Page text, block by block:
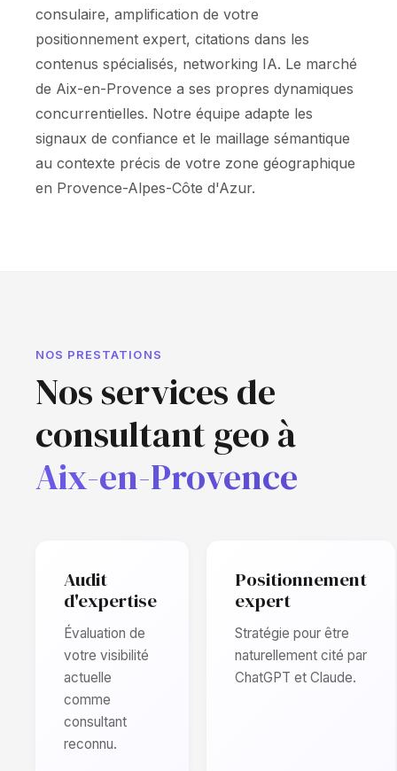
consulaire, amplification de votre
positionnement expert, citations dans les
contenus spécialisés, networking IA. Le marché
de Aix-en-Provence a ses propres dynamiques
concurrentielles. Notre équipe adapte les
signaux de confiance et le maillage sémantique
au contexte précis de votre zone géographique
en Provence-Alpes-Côte d'Azur.
NOS PRESTATIONS
Nos services de
consultant geo à
Aix-en-Provence
Audit
d'expertise
Évaluation de
votre visibilité
actuelle
comme
consultant
reconnu.
Positionnement
expert
Stratégie pour être
naturellement cité par
ChatGPT et Claude.